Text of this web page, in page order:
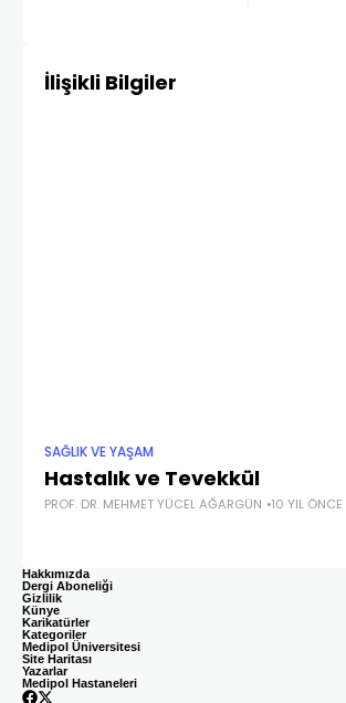
İlişikli Bilgiler
SAĞLIK VE YAŞAM
Hastalık ve Tevekkül
PROF. DR. MEHMET YÜCEL AĞARGÜN 10 YIL ÖNCE
Hakkımızda
Dergi Aboneliği
Gizlilik
Künye
Karikatürler
Kategoriler
Medipol Üniversitesi
Site Haritası
Yazarlar
Medipol Hastaneleri